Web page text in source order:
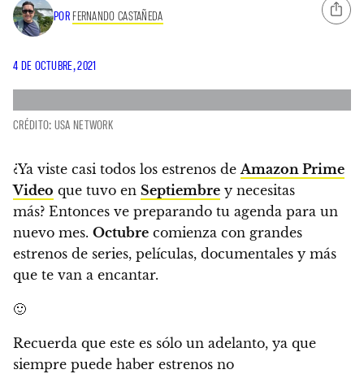
POR FERNANDO CASTAÑEDA
4 DE OCTUBRE, 2021
CRÉDITO: USA NETWORK
¿Ya viste casi todos los estrenos deAmazon Prime
Video que tuvo en Septiembre y necesitas
más? Entonces ve preparando tu agenda para un
nuevo mes. Octubre comienza con grandes
estrenos de series, películas, documentales y más
que te van a encantar.
🙂
Recuerda que este es sólo un adelanto, ya que
siempre puede haber estrenos no